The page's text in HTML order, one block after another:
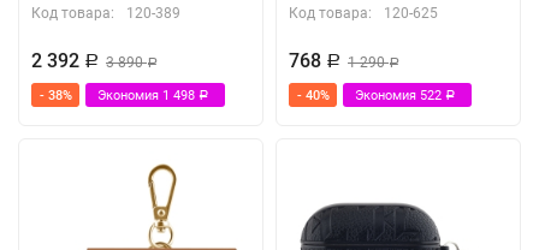
Код товара: 120-389
2 392 Р 3 890Р
- 38% Экономия 1 498 Р
Код товара: 120-625
768 Р 1 290Р
- 40% Экономия 522 Р